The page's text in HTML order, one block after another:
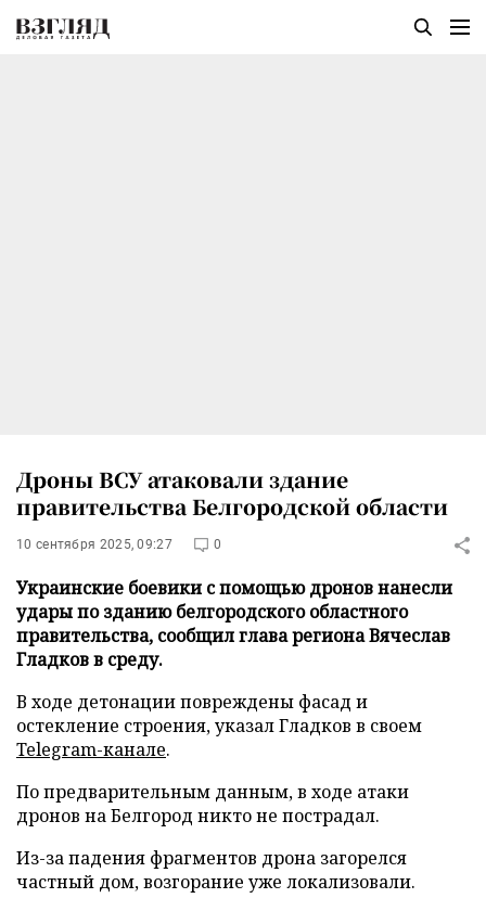
Дроны ВСУ атаковали здание
правительства Белгородской области
10 сентября 2025, 09:27 0
Украинские боевики с помощью дронов нанесли
удары по зданию белгородского областного
правительства, сообщил глава региона Вячеслав
Гладков в среду.
В ходе детонации повреждены фасад и
остекление строения, указал Гладков в своем
Telegram-канале.
По предварительным данным, в ходе атаки
дронов на Белгород никто не пострадал.
Из-за падения фрагментов дрона загорелся
частный дом, возгорание уже локализовали.